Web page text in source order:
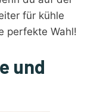
für kühle
perfekte Wahl!
und